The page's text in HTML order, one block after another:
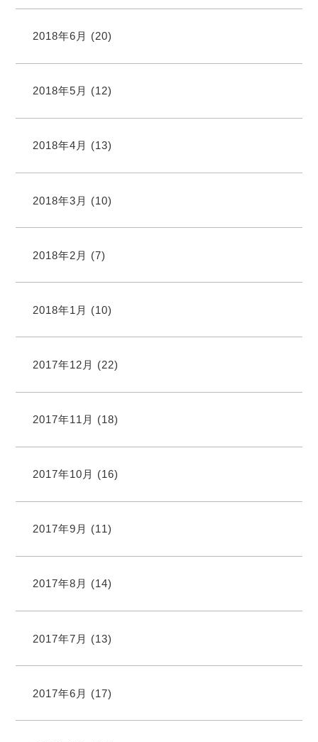
2018年6月 (20)
2018年5月 (12)
2018年4月 (13)
2018年3月 (10)
2018年2月 (7)
2018年1月 (10)
2017年12月 (22)
2017年11月 (18)
2017年10月 (16)
2017年9月 (11)
2017年8月 (14)
2017年7月 (13)
2017年6月 (17)